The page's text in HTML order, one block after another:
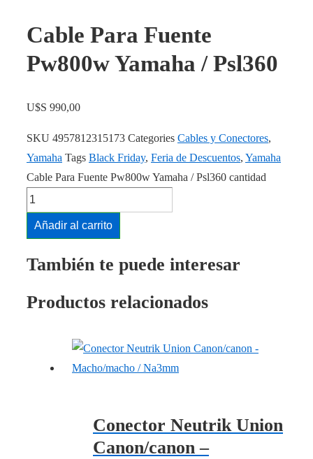
Cable Para Fuente
Pw800w Yamaha / Psl360
U$S 990,00
SKU 4957812315173 Categories Cables y Conectores,
Yamaha Tags Black Friday, Feria de Descuentos, Yamaha
Cable Para Fuente Pw800w Yamaha / Psl360 cantidad
Añadir al carrito
También te puede interesar
Productos relacionados
Conector Neutrik Union
Canon/canon –